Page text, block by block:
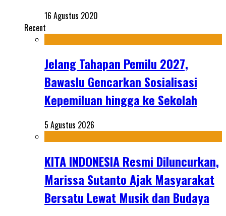
16 Agustus 2020
Recent
Jelang Tahapan Pemilu 2027,
Bawaslu Gencarkan Sosialisasi
Kepemiluan hingga ke Sekolah
5 Agustus 2026
KITA INDONESIA Resmi Diluncurkan,
Marissa Sutanto Ajak Masyarakat
Bersatu Lewat Musik dan Budaya